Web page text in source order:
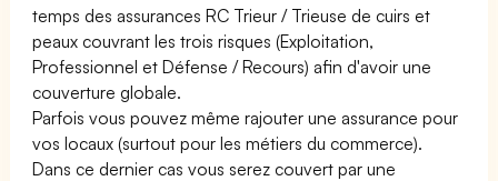
temps des assurances RC Trieur / Trieuse de cuirs et
peaux couvrant les trois risques (Exploitation,
Professionnel et Défense / Recours) afin d'avoir une
couverture globale.
Parfois vous pouvez même rajouter une assurance pour
vos locaux (surtout pour les métiers du commerce).
Dans ce dernier cas vous serez couvert par une